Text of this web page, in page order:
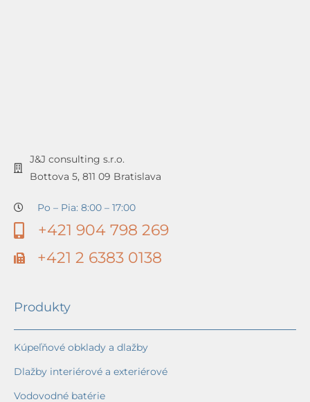
J&J consulting s.r.o.
Bottova 5, 811 09 Bratislava
Po – Pia: 8:00 – 17:00
+421 904 798 269
+421 2 6383 0138
Produkty
Kúpeľňové obklady a dlažby
Dlažby interiérové a exteriérové
Vodovodné batérie